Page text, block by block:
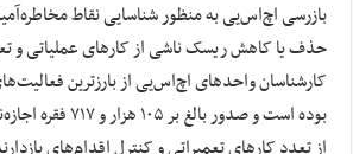
بازرسی اچ‌اس‌یی به منظور شناسایی نقاط مخاطره‌آمیز
حذف یا کاهش ریسک ناشی از کارهای عملیاتی و
کارشناسان واحدهای اچ‌اس‌یی از بارزترین
بوده است و صدور